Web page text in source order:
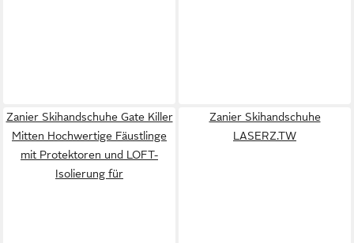
Zanier Skihandschuhe Gate Killer
Mitten Hochwertige Fäustlinge
mit Protektoren und LOFT-
Isolierung für
Zanier Skihandschuhe
LASERZ.TW